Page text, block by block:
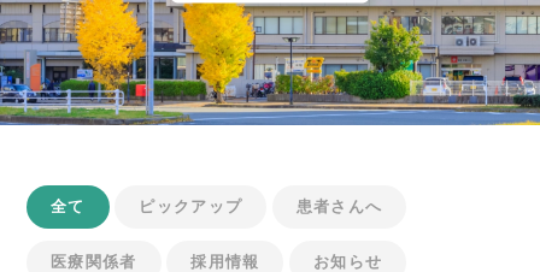
全て ピックアップ 患者さんへ
医療関係者 採用情報 お知らせ